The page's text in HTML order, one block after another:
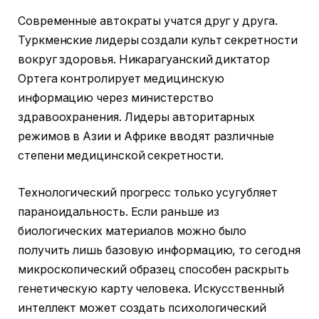
Современные автократы учатся друг у друга.
Туркменские лидеры создали культ секретности
вокруг здоровья. Никарагуанский диктатор
Ортега контролирует медицинскую
информацию через министерство
здравоохранения. Лидеры авторитарных
режимов в Азии и Африке вводят различные
степени медицинской секретности.
Технологический прогресс только усугубляет
параноидальность. Если раньше из
биологических материалов можно было
получить лишь базовую информацию, то сегодня
микроскопический образец способен раскрыть
генетическую карту человека. Искусственный
интеллект может создать психологический